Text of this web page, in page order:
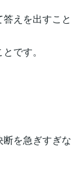
えを出すこと
です。
を急ぎすぎな